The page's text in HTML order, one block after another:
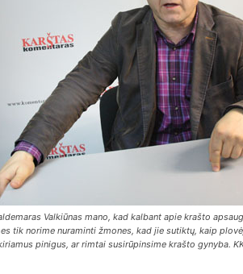
Valkiūnas mano, kad kalbant apie krašto
tik norime nuraminti žmones, kad jie sutiktų, kaip
pinigus, ar rimtai susirūpinsime krašto gynyba.